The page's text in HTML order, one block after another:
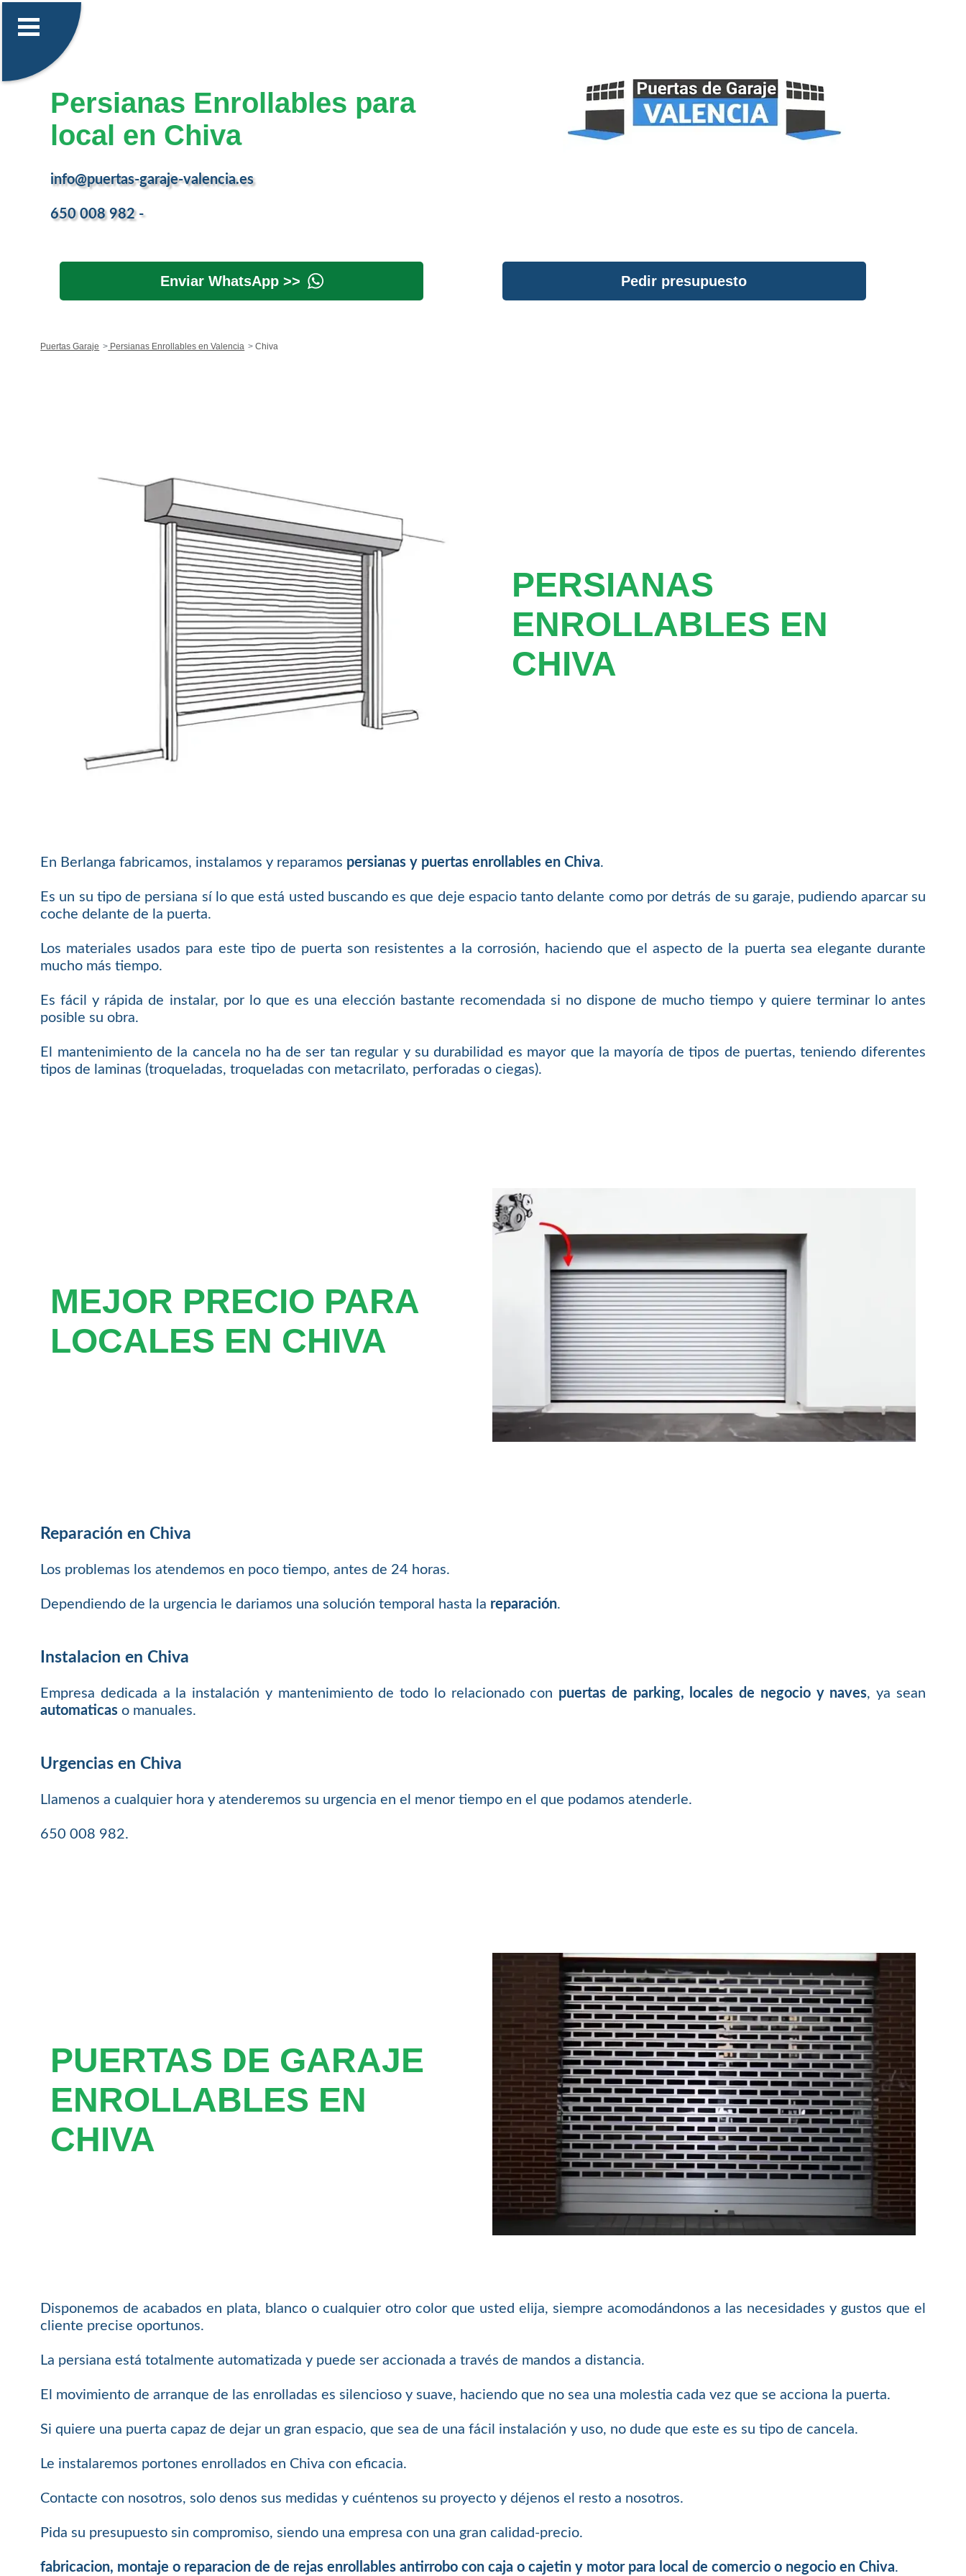
Persianas Enrollables para
local en Chiva
info@puertas-garaje-valencia.es
650 008 982 -
Enviar WhatsApp >> Pedir presupuesto
Puertas Garaje Persianas Enrollables en Valencia Chiva
PERSIANAS
ENROLLABLES EN
CHIVA
En Berlanga fabricamos, instalamos y reparamos persianas y puertas enrollables en Chiva.
Es un su tipo de persiana sí lo que está usted buscando es que deje espacio tanto delante como por detrás de su garaje, pudiendo aparcar su
coche delante de la puerta.
Los materiales usados para este tipo de puerta son resistentes a la corrosión, haciendo que el aspecto de la puerta sea elegante durante
mucho más tiempo.
Es fácil y rápida de instalar, por lo que es una elección bastante recomendada si no dispone de mucho tiempo y quiere terminar lo antes
posible su obra.
El mantenimiento de la cancela no ha de ser tan regular y su durabilidad es mayor que la mayoría de tipos de puertas, teniendo diferentes
tipos de laminas (troqueladas, troqueladas con metacrilato, perforadas o ciegas).
MEJOR PRECIO PARA
LOCALES EN CHIVA
Reparación en Chiva
Los problemas los atendemos en poco tiempo, antes de 24 horas.
Dependiendo de la urgencia le dariamos una solución temporal hasta la reparación.
Instalacion en Chiva
Empresa dedicada a la instalación y mantenimiento de todo lo relacionado con puertas de parking, locales de negocio y naves, ya sean
automaticas o manuales.
Urgencias en Chiva
Llamenos a cualquier hora y atenderemos su urgencia en el menor tiempo en el que podamos atenderle.
650 008 982.
PUERTAS DE GARAJE
ENROLLABLES EN
CHIVA
Disponemos de acabados en plata, blanco o cualquier otro color que usted elija, siempre acomodándonos a las necesidades y gustos que el
cliente precise oportunos.
La persiana está totalmente automatizada y puede ser accionada a través de mandos a distancia.
El movimiento de arranque de las enrolladas es silencioso y suave, haciendo que no sea una molestia cada vez que se acciona la puerta.
Si quiere una puerta capaz de dejar un gran espacio, que sea de una fácil instalación y uso, no dude que este es su tipo de cancela.
Le instalaremos portones enrollados en Chiva con eficacia.
Contacte con nosotros, solo denos sus medidas y cuéntenos su proyecto y déjenos el resto a nosotros.
Pida su presupuesto sin compromiso, siendo una empresa con una gran calidad-precio.
fabricacion, montaje o reparacion de de rejas enrollables antirrobo con caja o cajetin y motor para local de comercio o negocio en Chiva.